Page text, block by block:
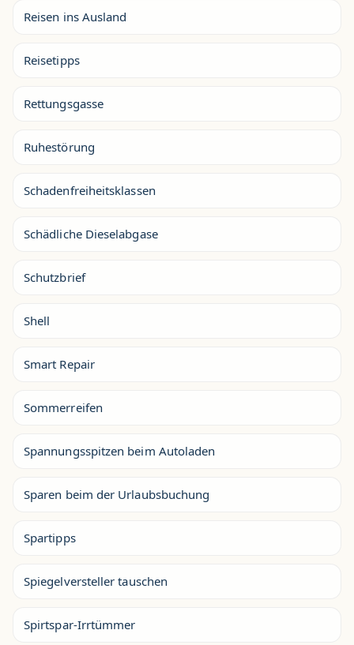
Reisen ins Ausland
Reisetipps
Rettungsgasse
Ruhestörung
Schadenfreiheitsklassen
Schädliche Dieselabgase
Schutzbrief
Shell
Smart Repair
Sommerreifen
Spannungsspitzen beim Autoladen
Sparen beim der Urlaubsbuchung
Spartipps
Spiegelversteller tauschen
Spirtspar-Irrtümmer